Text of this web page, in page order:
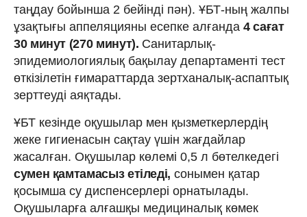
таңдау бойынша 2 бейінді пән). ҰБТ-ның жалпы
ұзақтығы аппеляцияны есепке алғанда 4 сағат
30 минут (270 минут). Санитарлық-
эпидемиологиялық бақылау департаменті тест
өткізілетін ғимараттарда зертханалық-аспаптық
зерттеуді аяқтады.
ҰБТ кезінде оқушылар мен қызметкерлердің
жеке гигиенасын сақтау үшін жағдайлар
жасалған. Оқушылар көлемі 0,5 л бөтелкедегі
сумен қамтамасыз етіледі, сонымен қатар
қосымша су диспенсерлері орнатылады.
Оқушыларға алғашқы медициналық көмек